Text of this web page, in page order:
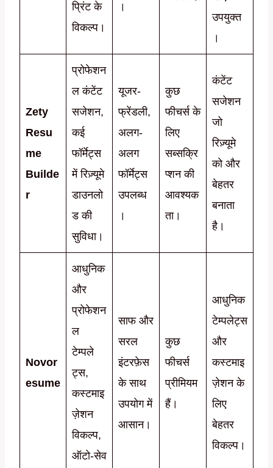
प्रिंट के
विकल्प।
।
उपयुक्त
।
Zety
Resu
me
Builde
r
प्रोफेशन
ल कंटेंट
सजेशन,
कई
फॉर्मेट्स
में रिज़्यूमे
डाउनलो
ड की
सुविधा।
यूजर-
फ्रेंडली,
अलग-
अलग
फॉर्मेट्स
उपलब्ध
।
कुछ
फीचर्स के
लिए
सब्सक्रि
प्शन की
आवश्यक
ता।
कंटेंट
सजेशन
जो
रिज़्यूमे
को और
बेहतर
बनाता
है।
Novor
esume
आधुनिक
और
प्रोफेशन
ल
टेम्पले
ट्स,
कस्टमाइ
ज़ेशन
विकल्प,
ऑटो-सेव
साफ और
सरल
इंटरफ़ेस
के साथ
उपयोग में
आसान।
कुछ
फीचर्स
प्रीमियम
हैं।
आधुनिक
टेम्पलेट्स
और
कस्टमाइ
ज़ेशन के
लिए
बेहतर
विकल्प।